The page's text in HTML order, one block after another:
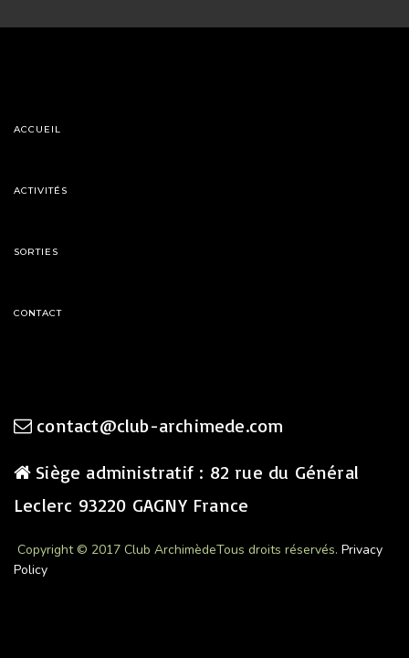
ACCUEIL
ACTIVITÉS
SORTIES
CONTACT
contact@club-archimede.com
Siège administratif : 82 rue du Général
Leclerc 93220 GAGNY France
Copyright © 2017 Club ArchimèdeTous droits réservés. Privacy
Policy